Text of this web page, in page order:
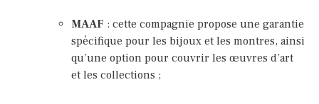
MAAF : cette compagnie propose une garantie
spécifique pour les bijoux et les montres, ainsi
qu’une option pour couvrir les œuvres d’art
et les collections ;